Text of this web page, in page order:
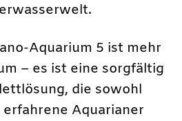
Aquarium 5 ist mehr
– es ist eine sorgfältig
die sowohl
Aquarianer